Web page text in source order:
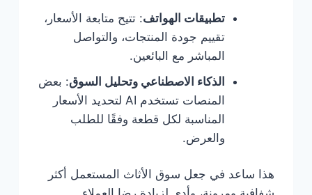
تطبيقات الهواتف: تتيح متابعة الأسعار،
تقييم جودة المنتجات، والتواصل
المباشر مع البائعين.
الذكاء الاصطناعي وتحليل السوق: بعض
المنصات تستخدم AI لتحديد الأسعار
المناسبة لكل قطعة وفقًا للطلب
والعرض.
هذا ساعد في جعل سوق الأثاث المستعمل أكثر